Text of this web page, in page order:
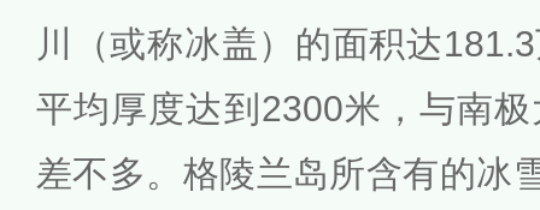
川（或称冰盖）的面积达
平均厚度达到2300米，与南
差不多。格陵兰岛所含有的冰